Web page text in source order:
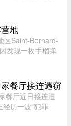
，火 ...
地
区Saint-Bernard-
发现一枚手榴弹
餐厅接连遇窃
餐厅近日接连遭
历一波“犯罪